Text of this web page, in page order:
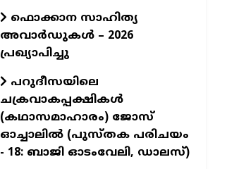
ഫൊക്കാന സാഹിത്യ
അവാർഡുകൾ – 2026
പ്രഖ്യാപിച്ചു
പറുദീസയിലെ
ചക്രവാകപ്പക്ഷികൾ
(കഥാസമാഹാരം) ജോസ്
ഓച്ചാലിൽ (പുസ്തക പരിചയം
- 18: ബാജി ഓടംവേലി, ഡാലസ്)